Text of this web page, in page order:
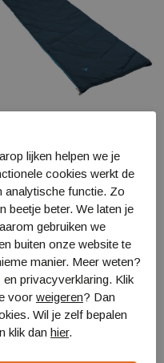
Navajo 100 II SYN
334
99,99
lijken helpen we je
cookies werkt de
analytische functie. Zo
beetje beter. We laten je
gebruiken we
buiten onze website te
manier. Meer weten?
privacyverklaring. Klik
voor weigeren? Dan
Wil je zelf bepalen
klik dan hier.